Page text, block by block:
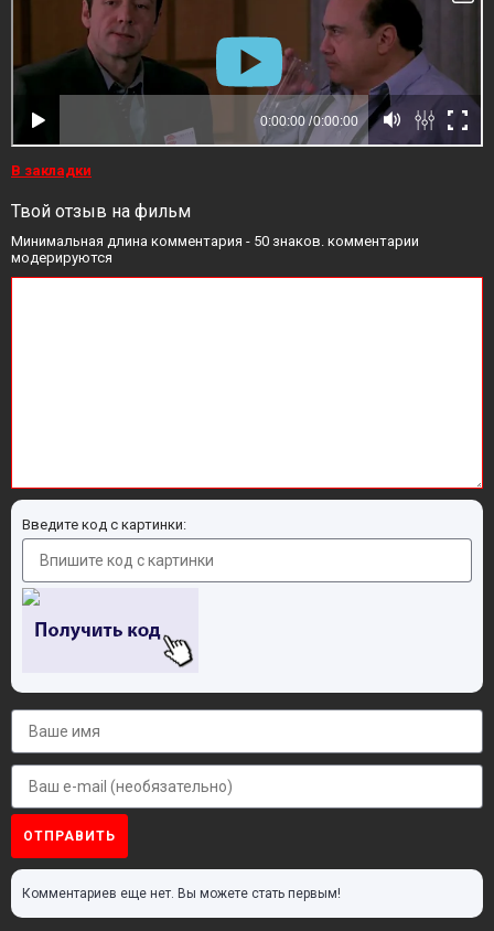
В закладки
Твой отзыв на фильм
Минимальная длина комментария - 50 знаков. комментарии
модерируются
Введите код с картинки:
ОТПРАВИТЬ
Комментариев еще нет. Вы можете стать первым!